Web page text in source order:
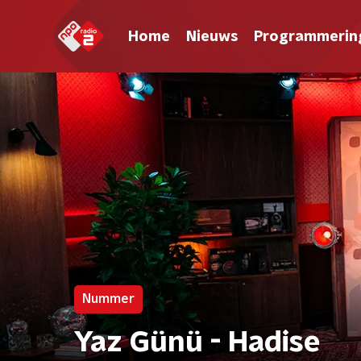
Home Nieuws
Nummer
Yaz Günü - Hadise